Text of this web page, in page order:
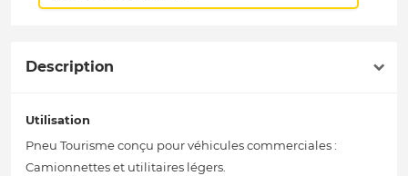
Description
Utilisation
Pneu Tourisme conçu pour véhicules commerciales :
Camionnettes et utilitaires légers.